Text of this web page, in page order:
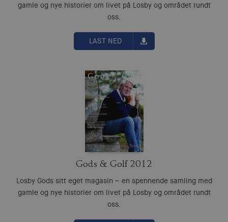
gamle og nye historier om livet på Losby og området rundt
oss.
LAST NED
Gods & Golf 2012
Losby Gods sitt eget magasin – en spennende samling med
gamle og nye historier om livet på Losby og området rundt
oss.